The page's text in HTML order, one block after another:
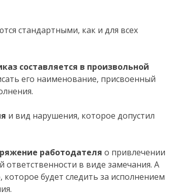
стандартными, как и для всех
составляется в произвольной
его наименование, присвоенный
и вид нарушения, которое допустил
работодателя о привлечении
ответственности в виде замечания. А
будет следить за исполнением